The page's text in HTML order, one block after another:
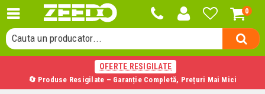
0
Cauta o categorie...
Cauta un producator...
Cauta un produs...
OFERTE RESIGILATE
🔄 Produse Resigilate – Garanție Completă, Prețuri Mai Mici